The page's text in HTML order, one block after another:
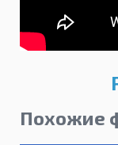
Похожие